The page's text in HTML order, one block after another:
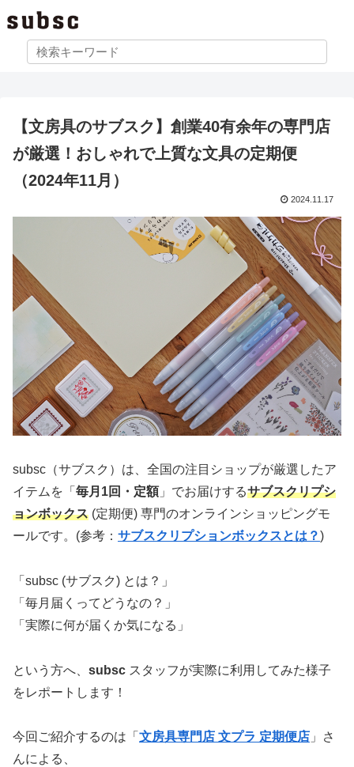
【文房具のサブスク】創業40有余年の専門店
が厳選！おしゃれで上質な文具の定期便
（2024年11月）
2024.11.17
subsc（サブスク）は、全国の注目ショップが厳選したア
イテムを「 毎月1回・定額」でお届けするサブスクリプシ
ョンボックス (定期便) 専門のオンラインショッピングモ
ールです。(参考： サブスクリプションボックスとは？)
「subsc (サブスク) とは？」
「毎月届くってどうなの？」
「実際に何が届くか気になる」
という方へ、 subsc スタッフが実際に利用してみた様子
をレポートします！
今回ご紹介するのは「 文房具専門店 文プラ 定期便店 」さ
んによる、